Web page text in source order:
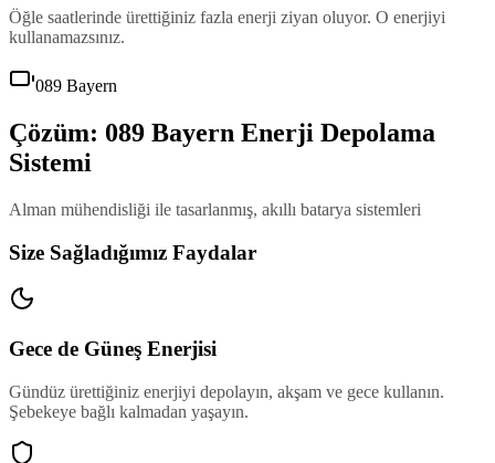
Öğle saatlerinde ürettiğiniz fazla enerji ziyan oluyor. O enerjiyi
kullanamazsınız.
089 Bayern
Çözüm: 089 Bayern Enerji Depolama
Sistemi
Alman mühendisliği ile tasarlanmış, akıllı batarya sistemleri
Size Sağladığımız Faydalar
Gece de Güneş Enerjisi
Gündüz ürettiğiniz enerjiyi depolayın, akşam ve gece kullanın.
Şebekeye bağlı kalmadan yaşayın.